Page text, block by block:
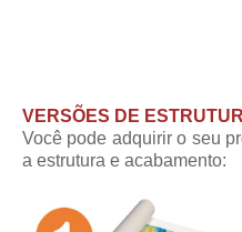
VERSÕES DE
Você pode adquirir o seu
a estrutura e acabamento: